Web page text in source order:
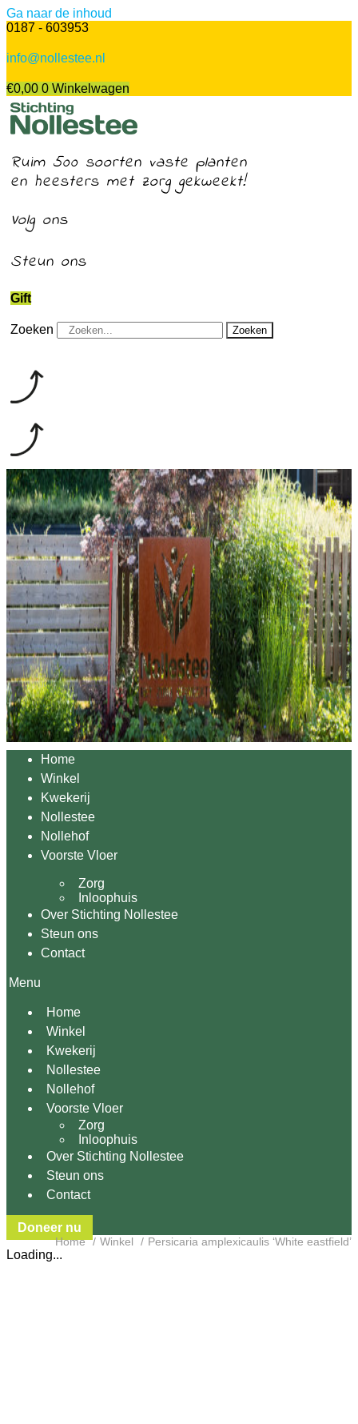
Ga naar de inhoud
0187 - 603953
info@nollestee.nl
€0,00 0 Winkelwagen
Ruim 500 soorten vaste planten
en heesters met zorg gekweekt!
Volg ons
Steun ons
Gift
Zoeken Zoeken
Home
Winkel
Kwekerij
Nollestee
Nollehof
Voorste Vloer
Zorg
Inloophuis
Over Stichting Nollestee
Steun ons
Contact
Menu
Home
Winkel
Kwekerij
Nollestee
Nollehof
Voorste Vloer
Zorg
Inloophuis
Over Stichting Nollestee
Steun ons
Contact
Doneer nu
Home Winkel Persicaria amplexicaulis ‘White eastfield’
Loading...